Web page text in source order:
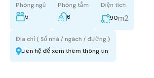
Phòng ngủ
5
Phòng tắm
6
Diện tích
90m2
Địa chỉ ( Số nhà / ngách / đường )
Liên hệ để xem thêm thông tin